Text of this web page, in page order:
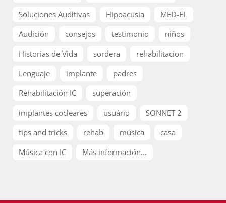
Soluciones Auditivas
Hipoacusia
MED-EL
Audición
consejos testimonio
niños
Historias de Vida
sordera
rehabilitacion
Lenguaje
implante
padres
Rehabilitación IC
superación
implantes cocleares
usuário
SONNET 2
tips and tricks
rehab música
casa
Música con IC
Más información...